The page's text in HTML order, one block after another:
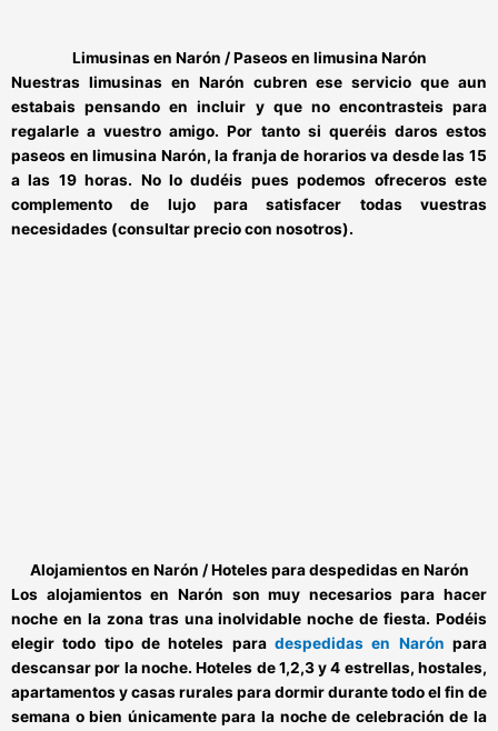
Limusinas en Narón / Paseos en limusina Narón
Nuestras limusinas en Narón cubren ese servicio que aun
estabais pensando en incluir y que no encontrasteis para
regalarle a vuestro amigo. Por tanto si queréis daros estos
paseos en limusina Narón, la franja de horarios va desde las 15
a las 19 horas. No lo dudéis pues podemos ofreceros este
complemento de lujo para satisfacer todas vuestras
necesidades (consultar precio con nosotros).
Alojamientos en Narón / Hoteles para despedidas en Narón
Los alojamientos en Narón son muy necesarios para hacer
noche en la zona tras una inolvidable noche de fiesta. Podéis
elegir todo tipo dehoteles paradespedidas en Narónpara
descansar por la noche. Hoteles de 1,2,3 y 4 estrellas, hostales,
apartamentos y casas rurales para dormir durante todo el fin de
semana o bien únicamente para la noche de celebración de la